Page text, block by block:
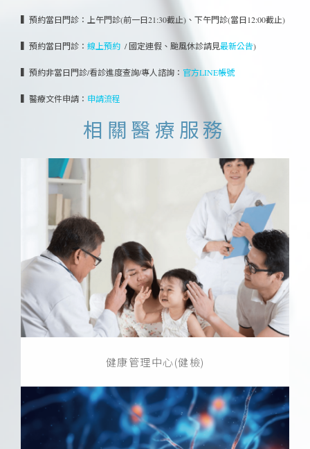
▍預約當日門診： 上午門診(前一日21:30截止)、 下午門診(當日12:00截止)
▍預約當日門診： 線上預約 / 國定連假、颱風休診請見最新公告)
▍預約非當日門診/看診進度查詢/專人諮詢： 官方LINE帳號
▍醫療文件申請： 申請流程
相關醫療服務
健康管理中心(健檢)